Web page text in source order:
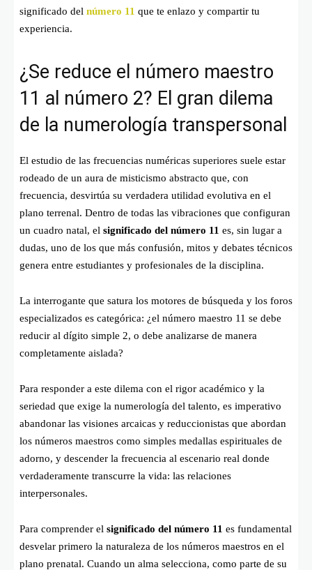
significado del número 11 que te enlazo y compartir tu
experiencia.
¿Se reduce el número maestro
11 al número 2? El gran dilema
de la numerología transpersonal
El estudio de las frecuencias numéricas superiores suele estar
rodeado de un aura de misticismo abstracto que, con
frecuencia, desvirtúa su verdadera utilidad evolutiva en el
plano terrenal. Dentro de todas las vibraciones que configuran
un cuadro natal, el significado del número 11 es, sin lugar a
dudas, uno de los que más confusión, mitos y debates técnicos
genera entre estudiantes y profesionales de la disciplina.
La interrogante que satura los motores de búsqueda y los foros
especializados es categórica: ¿el número maestro 11 se debe
reducir al dígito simple 2, o debe analizarse de manera
completamente aislada?
Para responder a este dilema con el rigor académico y la
seriedad que exige la numerología del talento, es imperativo
abandonar las visiones arcaicas y reduccionistas que abordan
los números maestros como simples medallas espirituales de
adorno, y descender la frecuencia al escenario real donde
verdaderamente transcurre la vida: las relaciones
interpersonales.
Para comprender el significado del número 11 es fundamental
desvelar primero la naturaleza de los números maestros en el
plano prenatal. Cuando un alma selecciona, como parte de su